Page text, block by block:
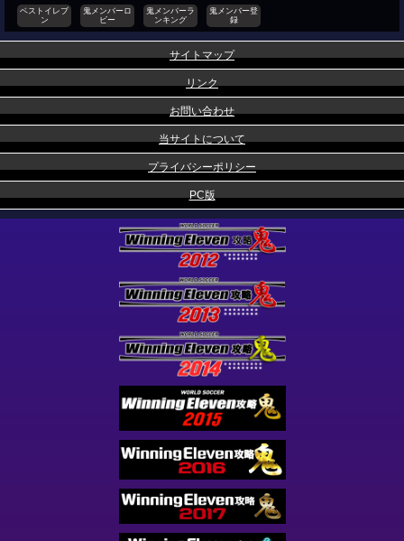
ベストイレブ
ン
鬼メンバーロ
ビー
鬼メンバーラ
ンキング
鬼メンバー登
録
サイトマップ
リンク
お問い合わせ
当サイトについて
プライバシーポリシー
PC版